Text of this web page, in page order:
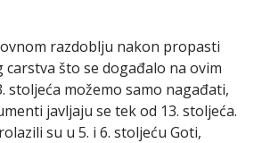
razdoblju nakon propasti
što se događalo na ovim
stoljeća možemo samo nagađati,
javljaju se tek od 13. stoljeća.
su u 5. i 6. stoljeću Goti,